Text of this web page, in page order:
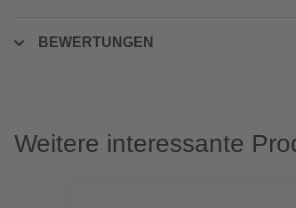
BEWERTUNGEN
Weitere interessante